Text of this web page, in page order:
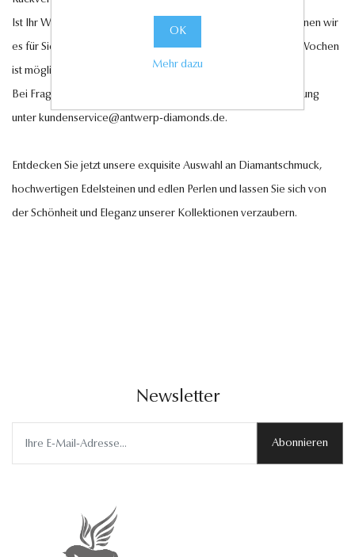
Ist Ihr Wunschschmuckstück nicht auf Lager? Auf Anfrage können wir
es für Sie anfertigen lassen. Eine Lieferung innerhalb von 6-7 Wochen
ist möglich.
Bei Fragen steht Ihnen unser Kundenservice gerne zur Verfügung
unter kundenservice@antwerp-diamonds.de.
Entdecken Sie jetzt unsere exquisite Auswahl an Diamantschmuck,
hochwertigen Edelsteinen und edlen Perlen und lassen Sie sich von
der Schönheit und Eleganz unserer Kollektionen verzaubern.
Newsletter
Abonnieren
OK
Mehr dazu